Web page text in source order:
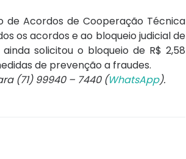
de Acordos de Cooperação Técnica
os acordos e ao bloqueio judicial de
solicitou o bloqueio de R$ 2,58
de prevenção a fraudes.
(71) 99940 – 7440 (WhatsApp).